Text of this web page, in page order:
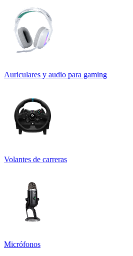
Auriculares y audio para gaming
Volantes de carreras
Micrófonos